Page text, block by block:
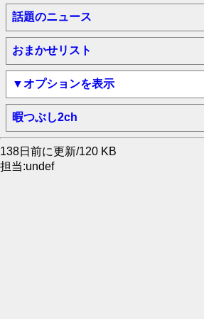
話題のニュース
おまかせリスト
▼オプションを表示
暇つぶし2ch
138日前に更新/120 KB
担当:undef